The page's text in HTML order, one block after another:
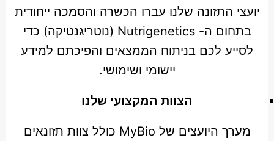
יועצי התזונה שלנו עברו הכשרה והסמכה ייחודית
בתחום ה- Nutrigenetics (נוטריגנטיקה) כדי
לסייע לכם בניתוח הממצאים והפיכתם למידע
יישומי ושימושי.
הצוות המקצועי שלנו
מערך היועצים של MyBio כולל צוות תזונאים